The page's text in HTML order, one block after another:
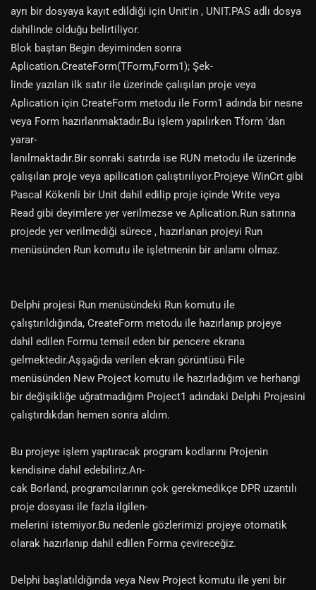
ayrı bir dosyaya kayıt edildiği için Unit'in , UNIT.PAS adlı dosya
dahilinde olduğu belirtiliyor.
Blok baştan Begin deyiminden sonra
Aplication.CreateForm(TForm,Form1); Şek-
linde yazılan ilk satır ile üzerinde çalışılan proje veya
Aplication için CreateForm metodu ile Form1 adında bir nesne
veya Form hazırlanmaktadır.Bu işlem yapılırken Tform 'dan
yarar-
lanılmaktadır.Bir sonraki satırda ise RUN metodu ile üzerinde
çalışılan proje veya apilication çalıştırılıyor.Projeye WinCrt gibi
Pascal Kökenli bir Unit dahil edilip proje içinde Write veya
Read gibi deyimlere yer verilmezse ve Aplication.Run satırına
projede yer verilmediği sürece , hazırlanan projeyi Run
menüsünden Run komutu ile işletmenin bir anlamı olmaz.
Delphi projesi Run menüsündeki Run komutu ile
çalıştırıldığında, CreateForm metodu ile hazırlanıp projeye
dahil edilen Formu temsil eden bir pencere ekrana
gelmektedir.Aşşağıda verilen ekran görüntüsü File
menüsünden New Project komutu ile hazırladığım ve herhangi
bir değişikliğe uğratmadığım Project1 adındaki Delphi Projesini
çalıştırdıkdan hemen sonra aldım.
Bu projeye işlem yaptıracak program kodlarını Projenin
kendisine dahil edebiliriz.An-
cak Borland, programcılarının çok gerekmedikçe DPR uzantılı
proje dosyası ile fazla ilgilen-
melerini istemiyor.Bu nedenle gözlerimizi projeye otomatik
olarak hazırlanıp dahil edilen Forma çevireceğiz.
Delphi başlatıldığında veya New Project komutu ile yeni bir